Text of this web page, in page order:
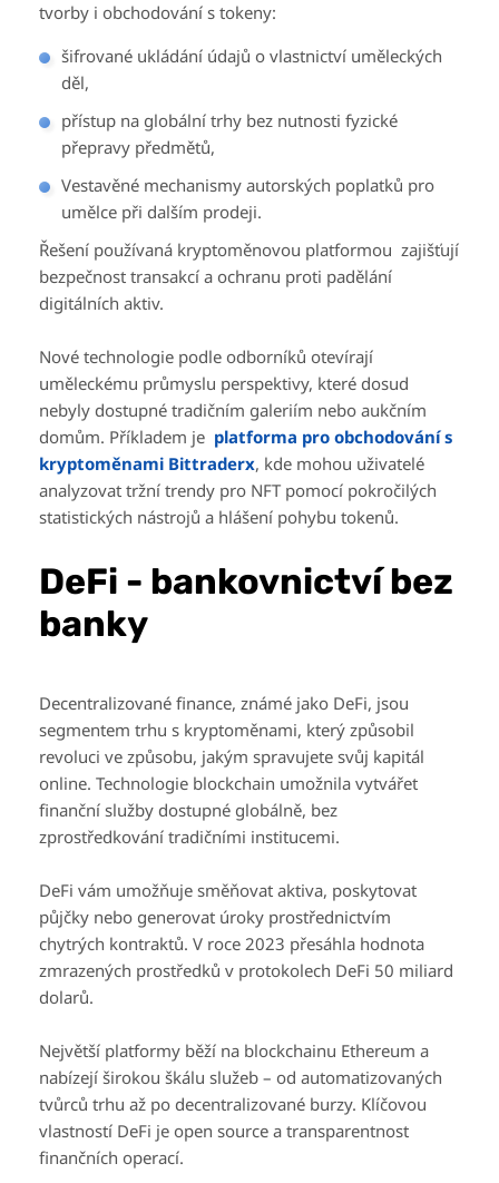
tvorby i obchodování s tokeny:
šifrované ukládání údajů o vlastnictví uměleckých
děl,
přístup na globální trhy bez nutnosti fyzické
přepravy předmětů,
Vestavěné mechanismy autorských poplatků pro
umělce při dalším prodeji.
Řešení používaná kryptoměnovou platformou zajišťují
bezpečnost transakcí a ochranu proti padělání
digitálních aktiv.
Nové technologie podle odborníků otevírají
uměleckému průmyslu perspektivy, které dosud
nebyly dostupné tradičním galeriím nebo aukčním
domům. Příkladem je platforma pro obchodování s
kryptoměnami Bittraderx, kde mohou uživatelé
analyzovat tržní trendy pro NFT pomocí pokročilých
statistických nástrojů a hlášení pohybu tokenů.
DeFi - bankovnictví bez
banky
Decentralizované finance, známé jako DeFi, jsou
segmentem trhu s kryptoměnami, který způsobil
revoluci ve způsobu, jakým spravujete svůj kapitál
online. Technologie blockchain umožnila vytvářet
finanční služby dostupné globálně, bez
zprostředkování tradičními institucemi.
DeFi vám umožňuje směňovat aktiva, poskytovat
půjčky nebo generovat úroky prostřednictvím
chytrých kontraktů. V roce 2023 přesáhla hodnota
zmrazených prostředků v protokolech DeFi 50 miliard
dolarů.
Největší platformy běží na blockchainu Ethereum a
nabízejí širokou škálu služeb – od automatizovaných
tvůrců trhu až po decentralizované burzy. Klíčovou
vlastností DeFi je open source a transparentnost
finančních operací.